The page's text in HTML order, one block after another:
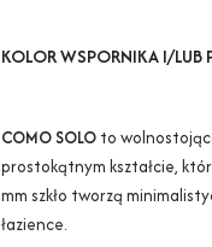
KOLOR WSPORNIKA I/LUB
COMO SOLO to
prostokątnym kształcie,
mm szkło tworzą
łazience.